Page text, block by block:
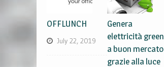
OFFLUNCH
July 22, 2019
Genera
elettricità green
a buon mercato
grazie alla luce